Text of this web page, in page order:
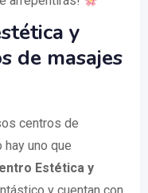
y
de masajes
centros de
uno que
Estética y